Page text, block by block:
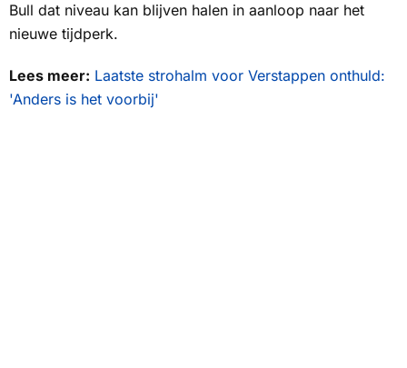
Bull dat niveau kan blijven halen in aanloop naar het
nieuwe tijdperk.
Lees meer: Laatste strohalm voor Verstappen onthuld:
'Anders is het voorbij'